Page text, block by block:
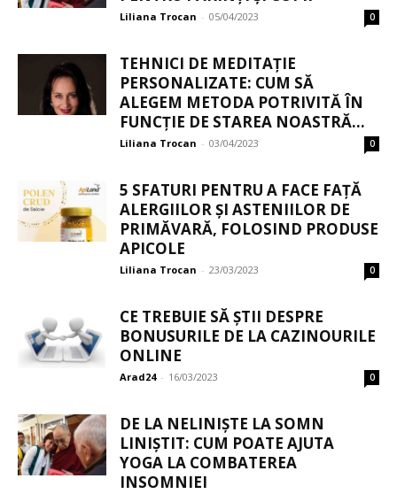
Liliana Trocan - 05/04/2023 0
TEHNICI DE MEDITAȚIE
PERSONALIZATE: CUM SĂ
ALEGEM METODA POTRIVITĂ ÎN
FUNCȚIE DE STAREA NOASTRĂ...
Liliana Trocan - 03/04/2023 0
5 SFATURI PENTRU A FACE FAȚĂ
ALERGIILOR ȘI ASTENIILOR DE
PRIMĂVARĂ, FOLOSIND PRODUSE
APICOLE
Liliana Trocan - 23/03/2023 0
CE TREBUIE SĂ ȘTII DESPRE
BONUSURILE DE LA CAZINOURILE
ONLINE
Arad24 - 16/03/2023 0
DE LA NELINIȘTE LA SOMN
LINIȘTIT: CUM POATE AJUTA
YOGA LA COMBATEREA
INSOMNIEI